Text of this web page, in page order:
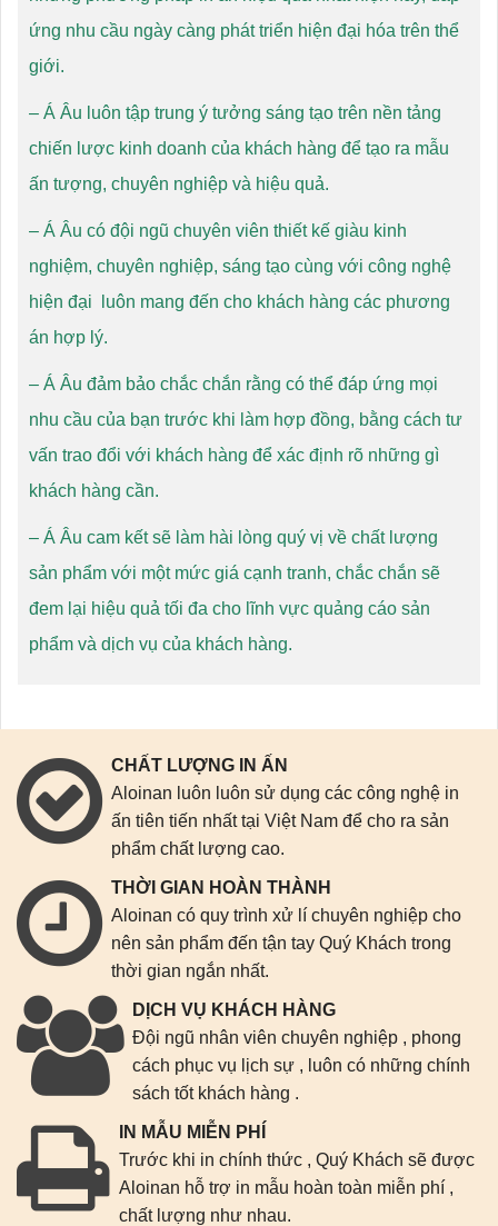
ứng nhu cầu ngày càng phát triển hiện đại hóa trên thể
giới.
– Á Âu luôn tập trung ý tưởng sáng tạo trên nền tảng
chiến lược kinh doanh của khách hàng để tạo ra mẫu
ấn tượng, chuyên nghiệp và hiệu quả.
– Á Âu có đội ngũ chuyên viên thiết kế giàu kinh
nghiệm, chuyên nghiệp, sáng tạo cùng với công nghệ
hiện đại luôn mang đến cho khách hàng các phương
án hợp lý.
– Á Âu đảm bảo chắc chắn rằng có thể đáp ứng mọi
nhu cầu của bạn trước khi làm hợp đồng, bằng cách tư
vấn trao đổi với khách hàng để xác định rõ những gì
khách hàng cần.
– Á Âu cam kết sẽ làm hài lòng quý vị về chất lượng
sản phẩm với một mức giá cạnh tranh, chắc chắn sẽ
đem lại hiệu quả tối đa cho lĩnh vực quảng cáo sản
phẩm và dịch vụ của khách hàng.
CHẤT LƯỢNG IN ẤN
Aloinan luôn luôn sử dụng các công nghệ in
ấn tiên tiến nhất tại Việt Nam để cho ra sản
phẩm chất lượng cao.
THỜI GIAN HOÀN THÀNH
Aloinan có quy trình xử lí chuyên nghiệp cho
nên sản phẩm đến tận tay Quý Khách trong
thời gian ngắn nhất.
DỊCH VỤ KHÁCH HÀNG
Đội ngũ nhân viên chuyên nghiệp , phong
cách phục vụ lịch sự , luôn có những chính
sách tốt khách hàng .
IN MẪU MIỄN PHÍ
Trước khi in chính thức , Quý Khách sẽ được
Aloinan hỗ trợ in mẫu hoàn toàn miễn phí ,
chất lượng như nhau.